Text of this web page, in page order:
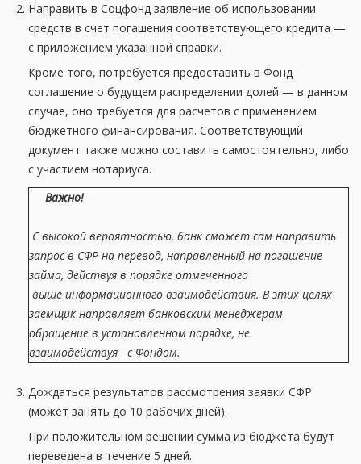
Направить в Соцфонд заявление об использовании
средств в счет погашения соответствующего кредита —
с приложением указанной справки.
Кроме того, потребуется предоставить в Фонд
соглашение о будущем распределении долей — в данном
случае, оно требуется для расчетов с применением
бюджетного финансирования. Соответствующий
документ также можно составить самостоятельно, либо
с участием нотариуса.
Важно!
С высокой вероятностью, банк сможет сам направить
запрос в СФР на перевод, направленный на погашение
займа, действуя в порядке отмеченного
выше информационного взаимодействия. В этих целях
заемщик направляет банковским менеджерам
обращение в установленном порядке, не
взаимодействуя с Фондом.
Дождаться результатов рассмотрения заявки СФР
(может занять до 10 рабочих дней).
При положительном решении сумма из бюджета будут
переведена в течение 5 дней.